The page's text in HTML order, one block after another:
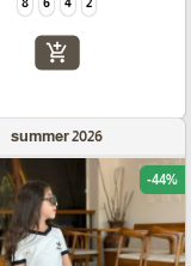
add_shopping_cart
summer 2026
-44%